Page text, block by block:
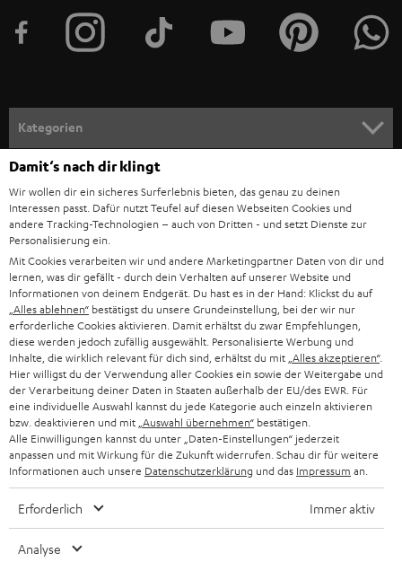
e
n
m
e
l
d
u
n
g
Kategorien
HEIMKINO
HEIMKINO-KOMPLETTANLAGEN
SOUNDBARS
STEREO
SMART HOME
BLUETOOTH-LAUTSPRECHER
KOPFHÖRER
BLUETOOTH-KOPFHÖRER
Unternehmen
SUPPORT
KARRIERE
PRESSE & MARKETING
GESCHÄFTSKUNDEN
PARTNERPROGRAMM
BLOG
NEWSLETTER
DEINE VORTEILE BEI TEUFEL
Teufel Onlineshops
DEUTSCHLAND
ÖSTERREICH
SCHWEIZ
NIEDERLANDE
BELGIEN
FRANKREICH
Damit‘s nach dir klingt
Wir wollen dir ein sicheres Surferlebnis bieten, das genau zu deinen
Interessen passt. Dafür nutzt Teufel auf diesen Webseiten Cookies und
andere Tracking-Technologien – auch von Dritten - und setzt Dienste zur
Personalisierung ein.
Mit Cookies verarbeiten wir und andere Marketingpartner Daten von dir und
lernen, was dir gefällt - durch dein Verhalten auf unserer Website und
Informationen von deinem Endgerät. Du hast es in der Hand: Klickst du auf
„Alles ablehnen“ bestätigst du unsere Grundeinstellung, bei der wir nur
erforderliche Cookies aktivieren. Damit erhältst du zwar Empfehlungen,
diese werden jedoch zufällig ausgewählt. Personalisierte Werbung und
Inhalte, die wirklich relevant für dich sind, erhältst du mit „Alles akzeptieren“.
Hier willigst du der Verwendung aller Cookies ein sowie der Weitergabe und
der Verarbeitung deiner Daten in Staaten außerhalb der EU/des EWR. Für
eine individuelle Auswahl kannst du jede Kategorie auch einzeln aktivieren
bzw. deaktivieren und mit „Auswahl übernehmen“ bestätigen.
Alle Einwilligungen kannst du unter „Daten-Einstellungen“ jederzeit
anpassen und mit Wirkung für die Zukunft widerrufen. Schau dir für weitere
Informationen auch unsere Datenschutzerklärung und das Impressum an.
Erforderlich Immer aktiv
Analyse